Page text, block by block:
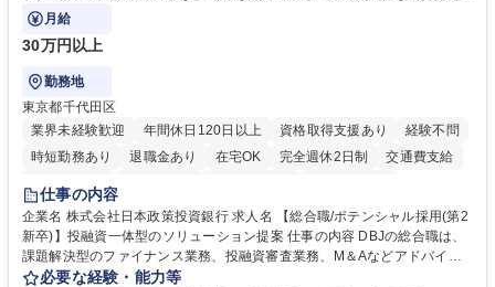
広く社会に貢献していく職種です。
月給
30万円以上
勤務地
東京都千代田区
業界未経験歓迎
年間休日120日以上 資格取得支援あり
経験不問
時短勤務あり
退職金あり 在宅OK 完全週休2日制
交通費支給
駅近5分以内
食事補助あり
託児所あり
仕事の内容
企業名 株式会社日本政策投資銀行 求人名 【総合職/ポテンシャル採用(第2
新卒)】投融資一体型のソリューション提案 仕事の内容 DBJの総合職は、
課題解決型のファイナンス業務、投融資審査業務、M＆Aなどアドバイザ
リー業務、地域戦略企画業務など、多様な業務に精通し、複数の専門性を
必要な経験・能力等